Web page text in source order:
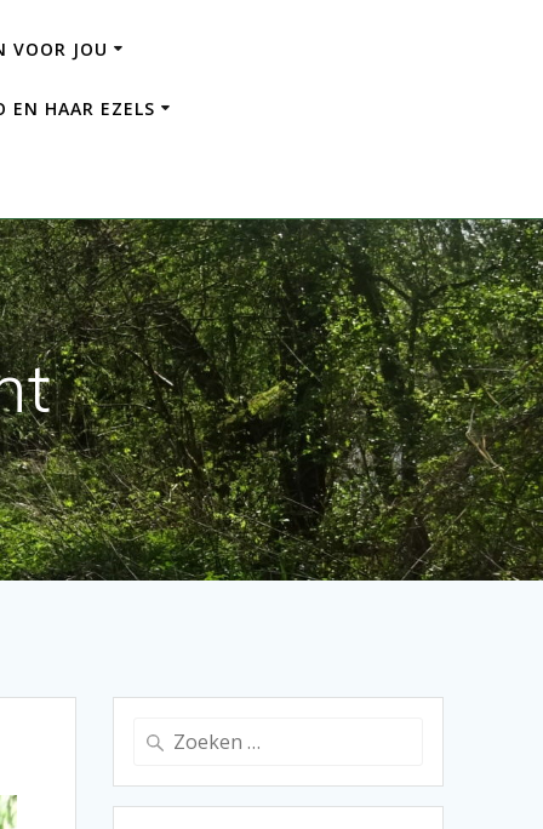
VOOR JOU
EN HAAR EZELS
Zoeken
naar: